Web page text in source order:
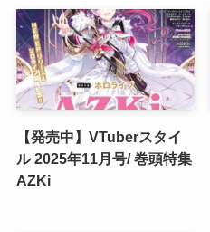
【発売中】VTuberスタイ
ル 2025年11月号/ 巻頭特集
AZKi